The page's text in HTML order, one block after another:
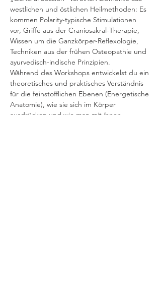
westlichen und östlichen Heilmethoden: Es
kommen Polarity-typische Stimulationen
vor, Griffe aus der Craniosakral-Therapie,
Wissen um die Ganzkörper-Reflexologie,
Techniken aus der frühen Osteopathie und
ayurvedisch-indische Prinzipien.
Während des Workshops entwickelst du ein
theoretisches und praktisches Verständnis
für die feinstofflichen Ebenen (Energetische
Anatomie), wie sie sich im Körper
ausdrücken und wie man mit ihnen